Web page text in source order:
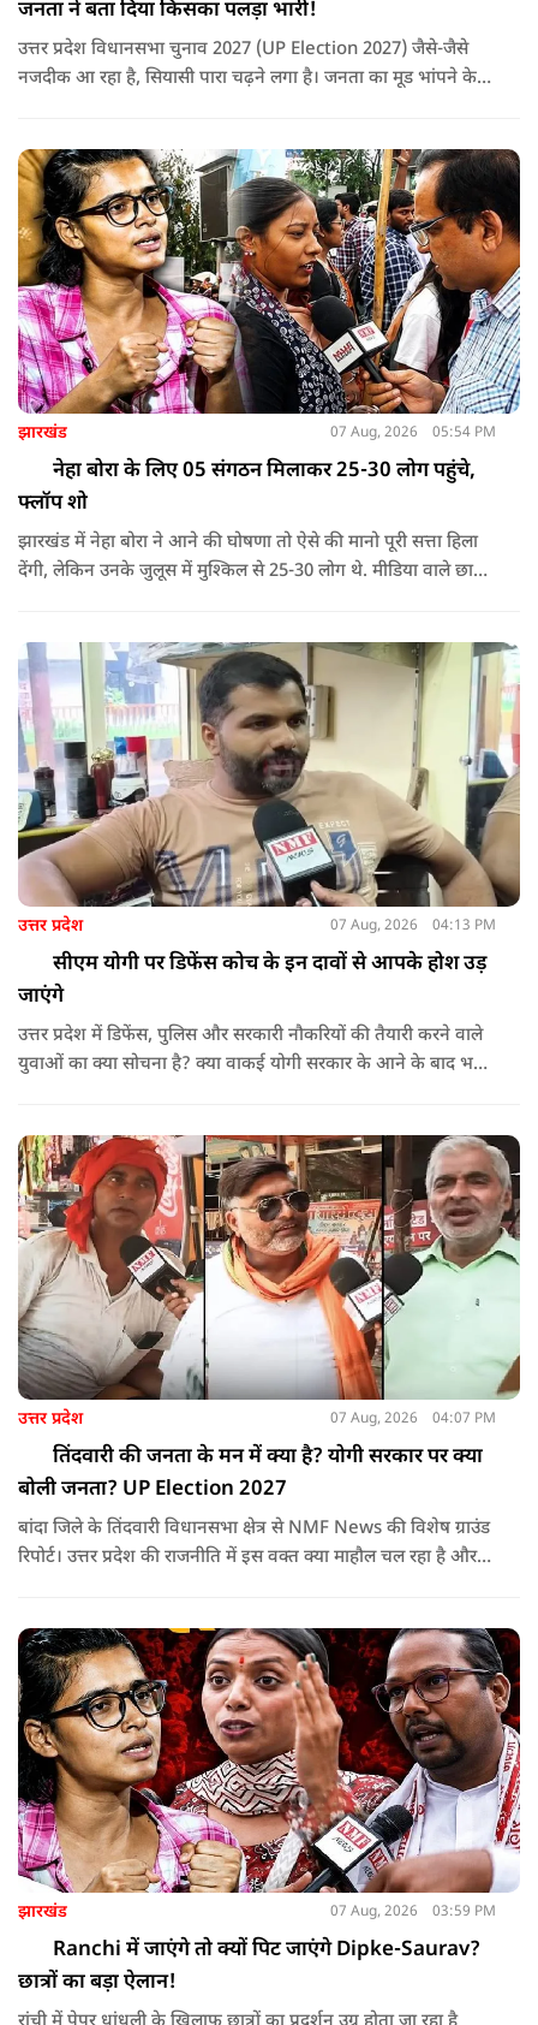
जनता ने बता दिया किसका पलड़ा भारी!
उत्तर प्रदेश विधानसभा चुनाव 2027 (UP Election 2027) जैसे-जैसे
नजदीक आ रहा है, सियासी पारा चढ़ने लगा है। जनता का मूड भांपने के
जानने की कोशिश की कि जमीनी स्तर पर योगी आदित्यनाथ सरकार के
काम, कानून-व्यवस्था, सड़क, बिजली और सुरक्षा को लेकर जनता की क्या
राय है।
झारखंड 07 Aug, 2026 05:54 PM
नेहा बोरा के लिए 05 संगठन मिलाकर 25-30 लोग पहुंचे,
फ्लॉप शो
झारखंड में नेहा बोरा ने आने की घोषणा तो ऐसे की मानो पूरी सत्ता हिला
देंगी, लेकिन उनके जुलूस में मुश्किल से 25-30 लोग थे. मीडिया वाले छात्र
उत्तर प्रदेश 07 Aug, 2026 04:13 PM
सीएम योगी पर डिफेंस कोच के इन दावों से आपके होश उड़
जाएंगे
उत्तर प्रदेश में डिफेंस, पुलिस और सरकारी नौकरियों की तैयारी करने वाले
युवाओं का क्या सोचना है? क्या वाकई योगी सरकार के आने के बाद भर्ती
फिजिकल कोचिंग संचालक गौरव शर्मा से विस्तृत चर्चा की है।
उत्तर प्रदेश 07 Aug, 2026 04:07 PM
तिंदवारी की जनता के मन में क्या है? योगी सरकार पर क्या
बोली जनता? UP Election 2027
बांदा जिले के तिंदवारी विधानसभा क्षेत्र से NMF News की विशेष ग्राउंड
रिपोर्ट। उत्तर प्रदेश की राजनीति में इस वक्त क्या माहौल चल रहा है और
युवाओं से बातचीत की।
झारखंड 07 Aug, 2026 03:59 PM
Ranchi में जाएंगे तो क्यों पिट जाएंगे Dipke-Saurav?
छात्रों का बड़ा ऐलान!